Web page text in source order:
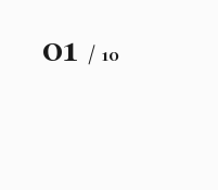
01 / 10